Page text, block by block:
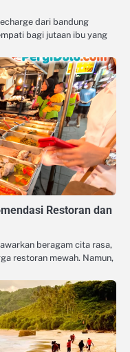
dari bandung
bagi jutaan ibu yang
Restoran dan
beragam cita rasa,
restoran mewah. Namun,